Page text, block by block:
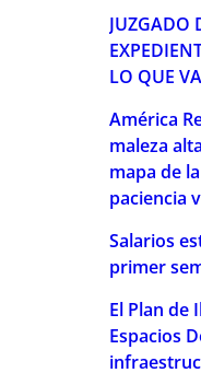
JUZGADO
LO QUE
América
maleza
mapa de
paciencia
Salarios
primer
El Plan de
Espacios